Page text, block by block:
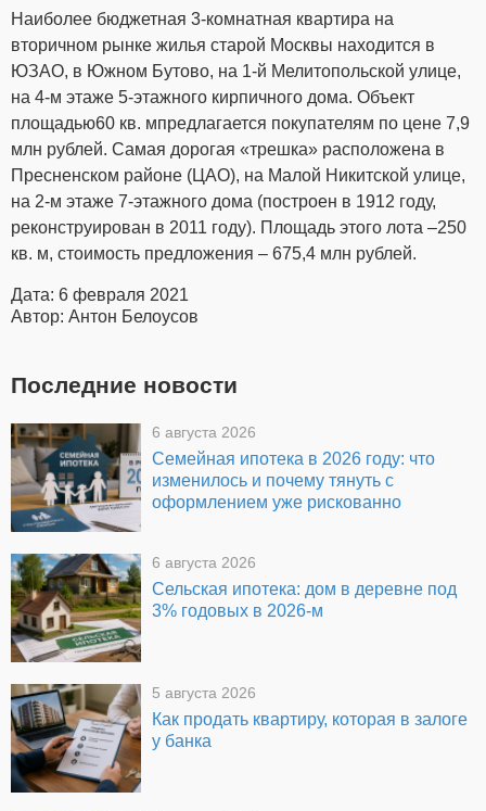
Наиболее бюджетная 3-комнатная квартира на
вторичном рынке жилья старой Москвы находится в
ЮЗАО, в Южном Бутово, на 1-й Мелитопольской улице,
на 4-м этаже 5-этажного кирпичного дома. Объект
площадью60 кв. мпредлагается покупателям по цене 7,9
млн рублей. Самая дорогая «трешка» расположена в
Пресненском районе (ЦАО), на Малой Никитской улице,
на 2-м этаже 7-этажного дома (построен в 1912 году,
реконструирован в 2011 году). Площадь этого лота –250
кв. м, стоимость предложения – 675,4 млн рублей.
Дата: 6 февраля 2021
Автор: Антон Белоусов
Последние новости
6 августа 2026
Семейная ипотека в 2026 году: что
изменилось и почему тянуть с
оформлением уже рискованно
6 августа 2026
Сельская ипотека: дом в деревне под
3% годовых в 2026-м
5 августа 2026
Как продать квартиру, которая в залоге
у банка